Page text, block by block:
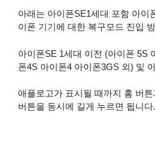
아래는 아이폰SE1세대 포함 아이
이폰 기기에 대한 복구모드 진입
아이폰SE 1세대 이전 (아이폰 5S
폰4S 아이폰4 아이폰3GS 외) 및
애플로고가 표시될 때까지 홈 버
버튼을 동시에 길게 누르면 됩니다.